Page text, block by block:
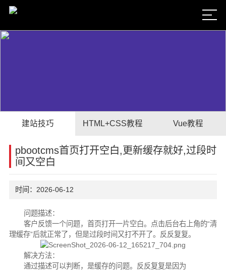
建站技巧 HTML+CSS教程 Vue教程
pbootcms首页打开空白,更新缓存就好,过段时
间又空白
时间：2026-06-12
问题描述：
客户反馈一个问题，首页打开一片空白。点击后台右上角的“清
理缓存”后就正常了，但是过段时间又打不开了。反反复复。
解决方法：
通过描述可以判断，是缓存的问题。反反复复是因为